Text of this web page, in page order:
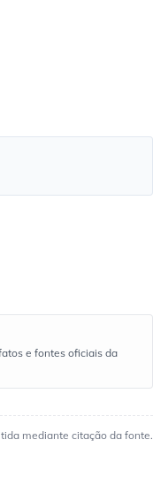
e fontes oficiais da
mediante citação da fonte.